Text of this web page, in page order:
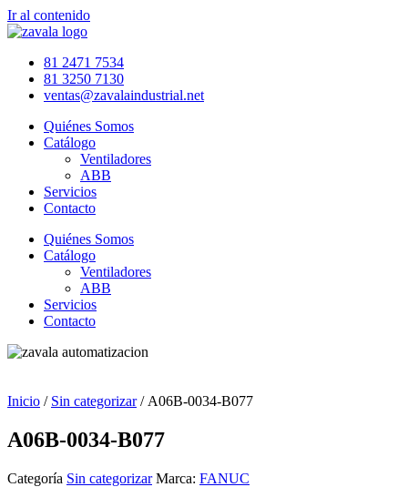
Ir al contenido
81 2471 7534
81 3250 7130
ventas@zavalaindustrial.net
Quiénes Somos
Catálogo
Ventiladores
ABB
Servicios
Contacto
Quiénes Somos
Catálogo
Ventiladores
ABB
Servicios
Contacto
Inicio / Sin categorizar/ A06B-0034-B077
A06B-0034-B077
Categoría Sin categorizar Marca: FANUC